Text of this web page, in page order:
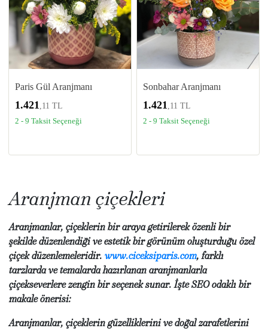
Paris Gül Aranjmanı
1.421,11 TL
2 - 9 Taksit Seçeneği
Sonbahar Aranjmanı
1.421,11 TL
2 - 9 Taksit Seçeneği
Aranjman çiçekleri
Aranjmanlar, çiçeklerin bir araya getirilerek özenli bir
şekilde düzenlendiği ve estetik bir görünüm oluşturduğu özel
çiçek düzenlemeleridir. www.ciceksiparis.com, farklı
tarzlarda ve temalarda hazırlanan aranjmanlarla
çiçekseverlere zengin bir seçenek sunar. İşte SEO odaklı bir
makale önerisi:
Aranjmanlar, çiçeklerin güzelliklerini ve doğal zarafetlerini